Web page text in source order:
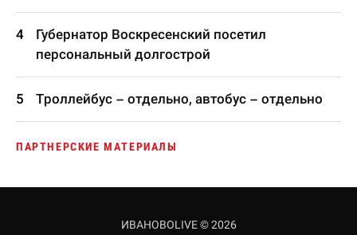
Губернатор Воскресенский посетил
персональный долгострой
Троллейбус – отдельно, автобус – отдельно
ПАРТНЕРСКИЕ МАТЕРИАЛЫ
ИВАНОВОLIVE © 2026